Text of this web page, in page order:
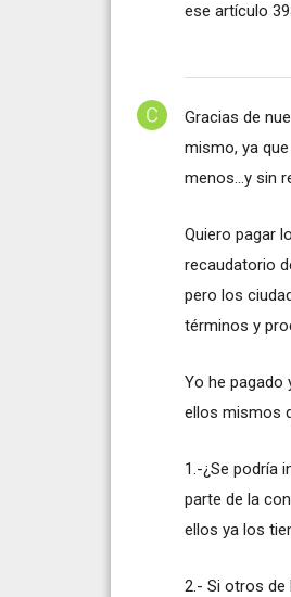
ese artículo
Gracias de
mismo, ya
menos...y sin
Quiero pagar
recaudatorio
pero los
términos y
Yo he pagado
ellos mismos
1.-¿Se podría
parte de la
ellos ya los
2.- Si otros de